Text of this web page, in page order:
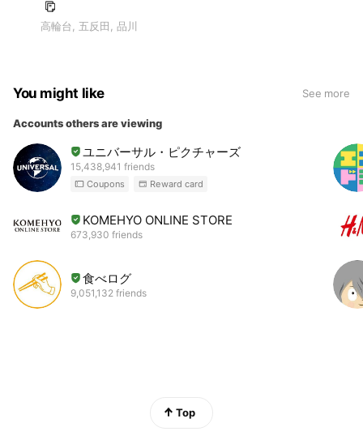
高輪台, 五反田, 品川
You might like See more
Accounts others are viewing
ユニバーサル・ピクチャーズ
15,438,941 friends
Coupons Reward card
KOMEHYO ONLINE STORE
673,930 friends
食べログ
9,051,132 friends
Top